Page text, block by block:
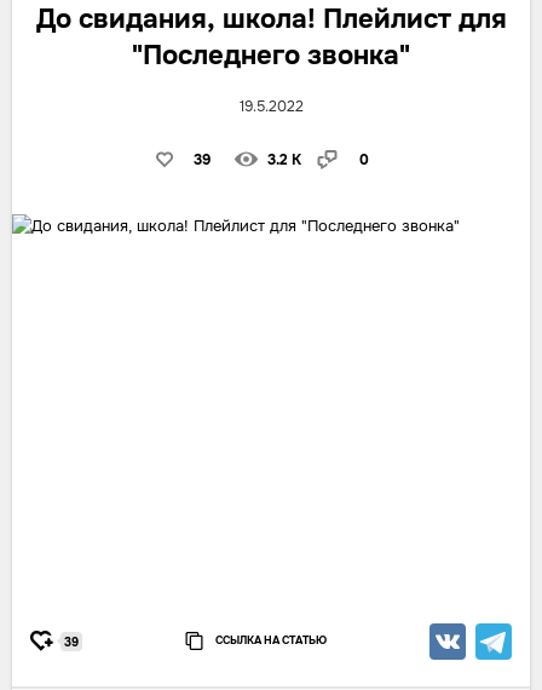
До свидания, школа! Плейлист для
"Последнего звонка"
19.5.2022
39 3.2 K 0
39 ССЫЛКА НА СТАТЬЮ